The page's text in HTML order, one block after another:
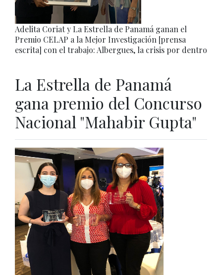
Adelita Coriat y La Estrella de Panamá ganan el
Premio CELAP a la Mejor Investigación [prensa
escrita] con el trabajo: Albergues, la crisis por dentro
La Estrella de Panamá
gana premio del Concurso
Nacional "Mahabir Gupta"